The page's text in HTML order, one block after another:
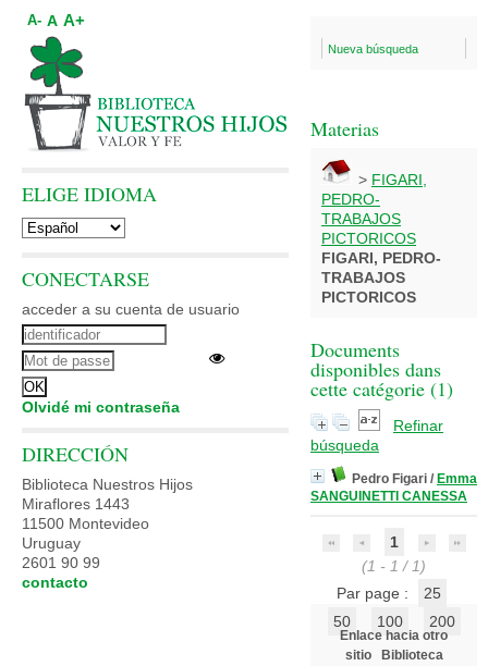
Nueva búsqueda
Materias
> FIGARI,
PEDRO-
TRABAJOS
PICTORICOS
FIGARI, PEDRO-
TRABAJOS
PICTORICOS
Documents
disponibles dans
cette catégorie (1)
Refinar
búsqueda
Pedro Figari / Emma
SANGUINETTI CANESSA
1
(1 - 1 / 1)
Par page :
25
50
100 200
Enlace hacia otro
sitio
Biblioteca
A- A A+
ELIGE IDIOMA
CONECTARSE
acceder a su cuenta de usuario
Olvidé mi contraseña
DIRECCIÓN
Biblioteca Nuestros Hijos
Miraflores 1443
11500 Montevideo
Uruguay
2601 90 99
contacto